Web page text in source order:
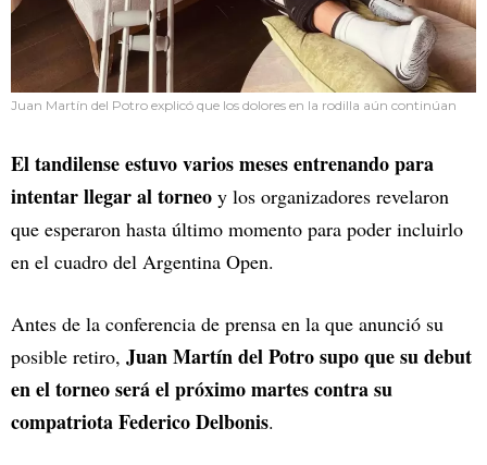
Juan Martín del Potro explicó que los dolores en la rodilla aún continúan
El tandilense estuvo varios meses entrenando para
intentar llegar al torneo y los organizadores revelaron
que esperaron hasta último momento para poder incluirlo
en el cuadro del Argentina Open.
Antes de la conferencia de prensa en la que anunció su
posible retiro, Juan Martín del Potro supo que su debut
en el torneo será el próximo martes contra su
compatriota Federico Delbonis.